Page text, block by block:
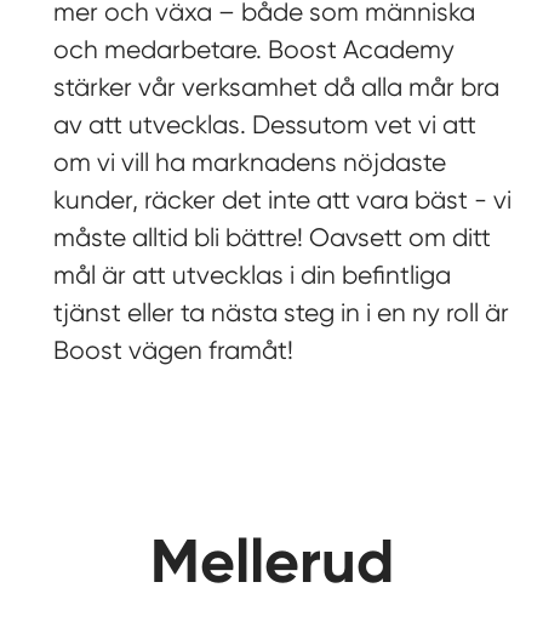
mer och växa – både som människa
och medarbetare. Boost Academy
stärker vår verksamhet då alla mår bra
av att utvecklas. Dessutom vet vi att
om vi vill ha marknadens nöjdaste
kunder, räcker det inte att vara bäst - vi
måste alltid bli bättre! Oavsett om ditt
mål är att utvecklas i din befintliga
tjänst eller ta nästa steg in i en ny roll är
Boost vägen framåt!
Mellerud